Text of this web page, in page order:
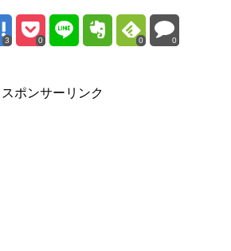
3 0 0 0
スポンサーリンク